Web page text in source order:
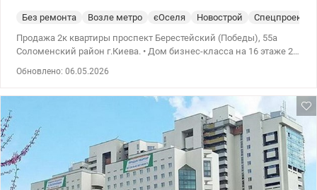
Без ремонта Возле метро єОселя Новострой
Спецпроект
Продажа 2к квартиры проспект Берестейский (Победы), 55а
Соломенский район г.Киева. • Дом бизнес-класса на 16 этаже 21
планировкой. • Территория дома находится под
находится в удобном и уютном месте возле станции метро
Берестейская (1 мин пешком). • Безналичный расчет по
государственным программам Звоните. Цена 82 800 у.е. Андрей
т.0679182169 Valion.ua/1085334
Обновлено: 06.05.2026